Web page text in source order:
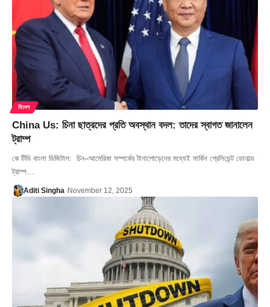
বিদেশ
China Us: চিনা ছাত্রদের প্রতি অবস্থান বদল: তাদের স্বাগত জানালেন
ট্রাম্প
কে টিভি বাংলা ডিজিটাল: চিন–আমেরিকা সম্পর্কের টানাপোড়েনের মধ্যেই মার্কিন প্রেসিডেন্ট ডোনাল্ড
ট্রাম্প…
Aditi Singha November 12, 2025